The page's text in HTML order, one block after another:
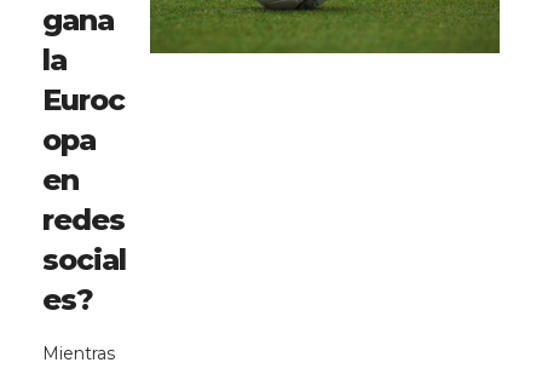
gana
la
Euroc
opa
en
redes
social
es?
Mientras